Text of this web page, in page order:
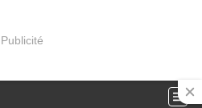
Publicité